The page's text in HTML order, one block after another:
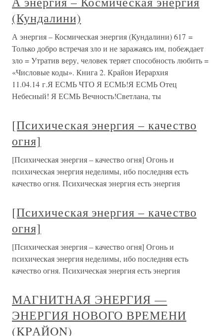
(Кундалини)
А энергия – Космическая энергия (Кундалини) 617 =
Только добро встречая зло и не заражаясь им, побеждает
зло = Утратив веру, человек теряет способность любить =
«Числовые коды». Книга 2. Крайон Иерархия
11.04.14 г.Я ЕСМЬ ЧТО Я ЕСМЬ!Я ЕСМЬ Отец
Небесный! Я ЕСМЬ Вечность!Светлана, ты
[Психическая энергия – качество
огня]
[Психическая энергия – качество огня] Огонь и
психическая энергия неделимы, ибо последняя есть
качество огня. Психическая энергия есть энергия
[Психическая энергия – качество
огня]
[Психическая энергия – качество огня] Огонь и
психическая энергия неделимы, ибо последняя есть
качество огня. Психическая энергия есть энергия
МАГНИТНАЯ ЭНЕРГИЯ —
ЭНЕРГИЯ НОВОГО ВРЕМЕНИ
(KPАЙON)